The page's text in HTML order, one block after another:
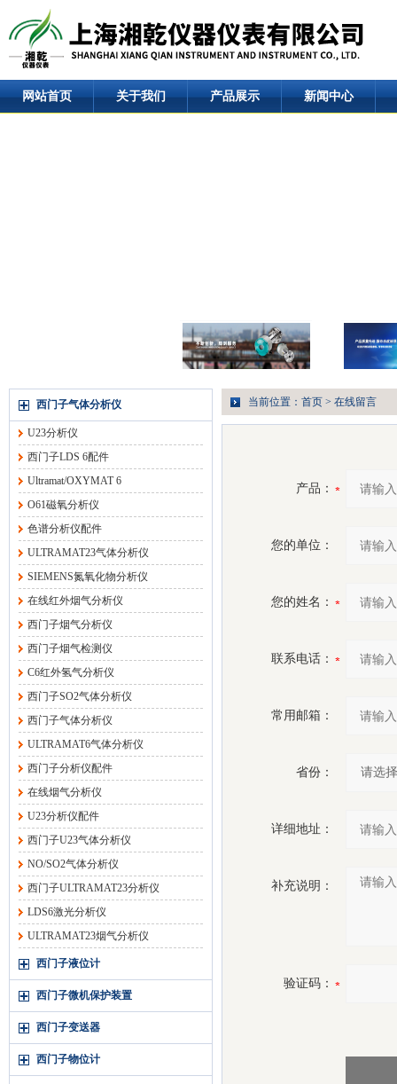
网站首页 关于我们 产品展示 新闻中心
西门子气体分析仪
U23分析仪
西门子LDS 6配件
Ultramat/OXYMAT 6
O61磁氧分析仪
色谱分析仪配件
ULTRAMAT23气体分析仪
SIEMENS氮氧化物分析仪
在线红外烟气分析仪
西门子烟气分析仪
西门子烟气检测仪
C6红外氢气分析仪
西门子SO2气体分析仪
西门子气体分析仪
ULTRAMAT6气体分析仪
西门子分析仪配件
在线烟气分析仪
U23分析仪配件
西门子U23气体分析仪
NO/SO2气体分析仪
西门子ULTRAMAT23分析仪
LDS6激光分析仪
ULTRAMAT23烟气分析仪
西门子液位计
西门子微机保护装置
西门子变送器
西门子物位计
当前位置： 首页 > 在线留言
产品：
您的单位：
您的姓名：
联系电话：
常用邮箱：
省份：
详细地址：
补充说明：
验证码：